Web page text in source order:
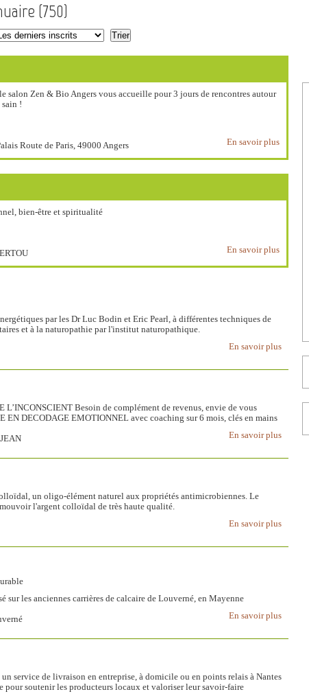
(750)
salon Zen & Bio Angers vous accueille pour 3 jours de rencontres autour
!
En savoir plus
Route de Paris, 49000 Angers
bien-être et spiritualité
En savoir plus
par les Dr Luc Bodin et Eric Pearl, à différentes techniques de
et à la naturopathie par l'institut naturopathique.
En savoir plus
L’INCONSCIENT Besoin de complément de revenus, envie de vous
EN DECODAGE EMOTIONNEL avec coaching sur 6 mois, clés en mains
En savoir plus
un oligo-élément naturel aux propriétés antimicrobiennes. Le
l'argent colloïdal de très haute qualité.
En savoir plus
sur les anciennes carrières de calcaire de Louverné, en Mayenne
En savoir plus
service de livraison en entreprise, à domicile ou en points relais à Nantes
pour soutenir les producteurs locaux et valoriser leur savoir-faire